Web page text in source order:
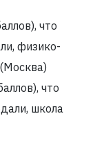
что
физико-
что
школа